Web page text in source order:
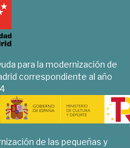
para la modernización de
correspondiente al año
de las pequeñas y